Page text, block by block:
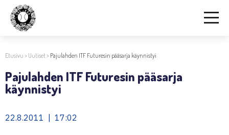
Etusivu > Uutiset> Pajulahden ITF Futuresin pääsarja käynnistyi
Pajulahden ITF Futuresin pääsarja
käynnistyi
22.8.2011 | 17:02